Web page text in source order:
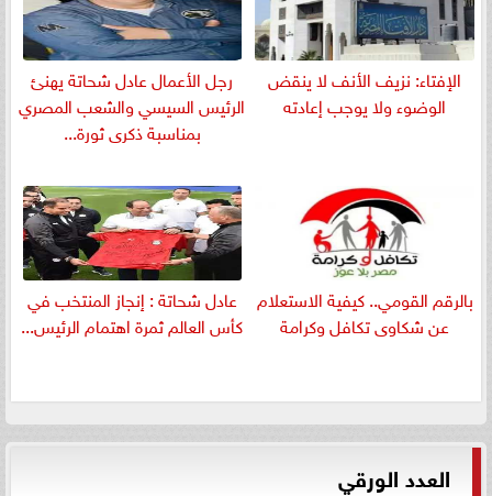
الإفتاء: نزيف الأنف لا ينقض
الوضوء ولا يوجب إعادته
رجل الأعمال عادل شحاتة يهنئ
الرئيس السيسي والشعب المصري
بمناسبة ذكرى ثورة...
بالرقم القومي.. كيفية الاستعلام
عن شكاوى تكافل وكرامة
عادل شحاتة : إنجاز المنتخب في
كأس العالم ثمرة اهتمام الرئيس...
العدد الورقي